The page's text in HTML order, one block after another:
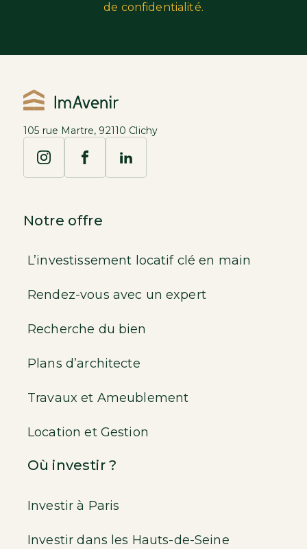
de confidentialité.
105 rue Martre, 92110 Clichy
Notre offre
L’investissement locatif clé en main
Rendez-vous avec un expert
Recherche du bien
Plans d’architecte
Travaux et Ameublement
Location et Gestion
Où investir ?
Investir à Paris
Investir dans les Hauts-de-Seine